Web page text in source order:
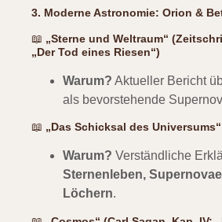
3. Moderne Astronomie: Orion &
📖 „Sterne und Weltraum“
„Der Tod eines Riesen“)
Warum? Aktueller Bericht
als bevorstehende
📖 „Das Schicksal des
Warum? Verständliche
Sternenleben,
Löchern.